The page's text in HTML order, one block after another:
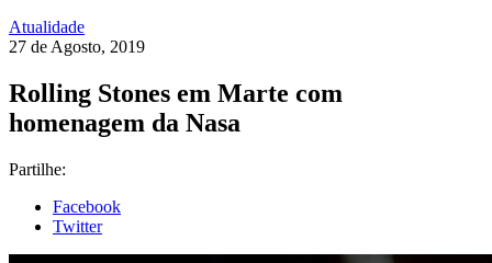
Atualidade
27 de Agosto, 2019
Rolling Stones em Marte com
homenagem da Nasa
Partilhe:
Facebook
Twitter